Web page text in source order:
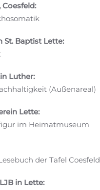
St. Baptist Lette:
Luther:
(Außenareal)
Lette:
im Heimatmuseum
der Tafel Coesfeld
in Lette: